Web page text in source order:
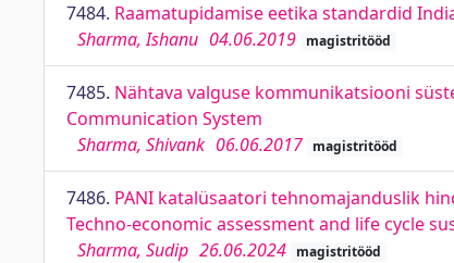
7484. Raamatupidamise eetika standardid
Sharma, Ishanu 04.06.2019 magistritööd
7485. Nähtava valguse kommunikatsiooni
Communication System
Sharma, Shivank 06.06.2017 magistritööd
7486. PANI katalüsaatori tehnomajanduslik
Techno-economic assessment and life cycle
Sharma, Sudip 26.06.2024 magistritööd